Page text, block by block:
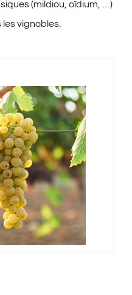
(mildiou, oïdium, …)
vignobles.